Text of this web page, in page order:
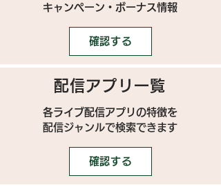
キャンペーン・ボーナス情報
確認する
配信アプリ一覧
各ライブ配信アプリの特徴を
配信ジャンルで検索できます
確認する